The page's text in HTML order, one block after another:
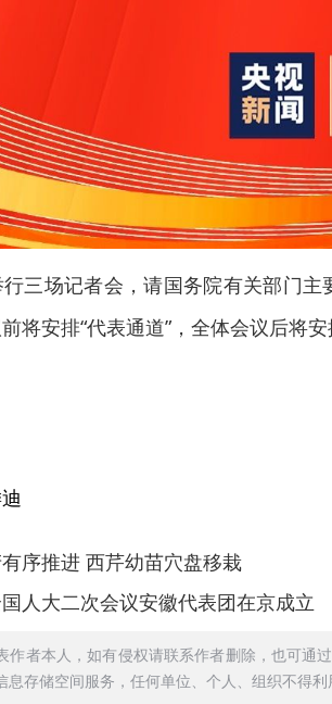
三场记者会，请国务院有关部门
将安排“代表通道”，全体会议后将安
序推进 西芹幼苗穴盘移栽
人大二次会议安徽代表团在京成立
作者本人，如有侵权请联系作者删除，也可通
息存储空间服务，任何单位、个人、组织不得